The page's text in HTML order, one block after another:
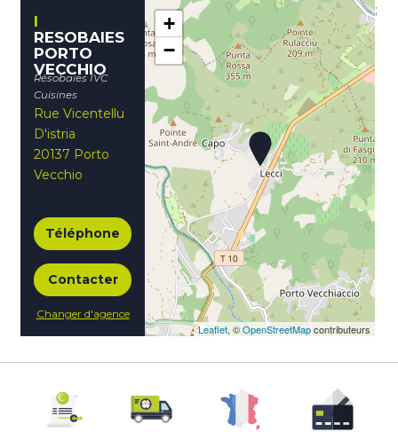
RESOBAIES
PORTO
VECCHIO
Résobaies IVC
Cuisines
Rue Vicentellu
D'istria
20137 Porto
Vecchio
Téléphone
Contacter
Changer d'agence
+
−
Leaflet, ©OpenStreetMapcontributeurs
;